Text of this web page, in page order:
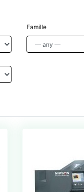
Famille